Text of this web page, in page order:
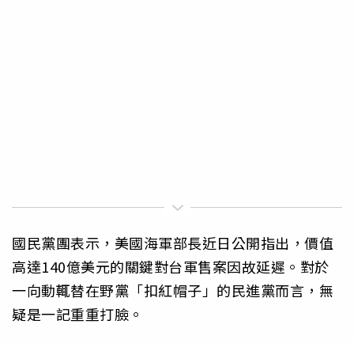
國民黨團表示，美國海軍部長近日公開指出，價值
高達140億美元的關鍵對台軍售案因故延遲。對於
一向動輒替在野黨「扣紅帽子」的民進黨而言，無
疑是一記重重打臉。